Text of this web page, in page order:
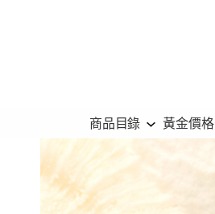
商品目錄 黃金價格